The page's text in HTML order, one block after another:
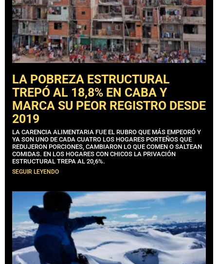
LA POBREZA ESTRUCTURAL
TREPÓ AL 18,8% EN CABA Y
MARCA SU PEOR REGISTRO DESDE
2019
LA CARENCIA ALIMENTARIA FUE EL RUBRO QUE MÁS EMPEORÓ Y
YA SON UNO DE CADA CUATRO LOS HOGARES PORTEÑOS QUE
REDUJERON PORCIONES, CAMBIARON LO QUE COMEN O SALTEAN
COMIDAS. EN LOS HOGARES CON CHICOS LA PRIVACIÓN
ESTRUCTURAL TREPA AL 20,6%.
SEGUIR LEYENDO